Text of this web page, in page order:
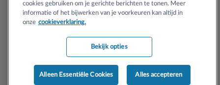
Copyright © 2024 Travelex N.V. Handelsregister KvK nr 33143504,
Algemene voorwaarden
Privacy Centrum
cookies gebruiken om je gerichte berichten te tonen. Meer
informatie of het bijwerken van je voorkeuren kan altijd in
onze cookieverklaring.
Bekijk opties
Alleen Essentiële Cookies Alles accepteren